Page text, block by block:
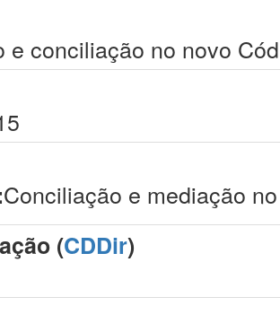
e conciliação no novo
Conciliação e mediação
(CDDir)